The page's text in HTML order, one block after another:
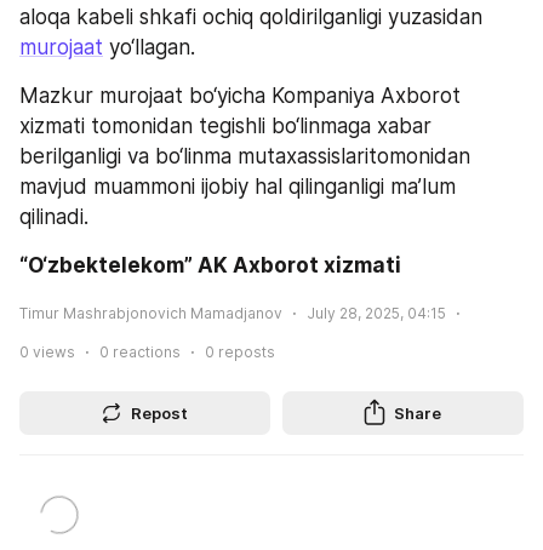
murojaat yo‘llagan.
Mazkur murojaat bo‘yicha Kompaniya Axborot
xizmati tomonidan tegishli bo‘linmaga xabar
berilganligi va bo‘linma mutaxassislaritomonidan
mavjud muammoni ijobiy hal qilinganligi ma’lum
qilinadi.
“O‘zbektelekom” AK Axborot xizmati
Timur Mashrabjonovich Mamadjanov July 28, 2025, 04:15
0 views 0 reactions 0 reposts
Repost Share